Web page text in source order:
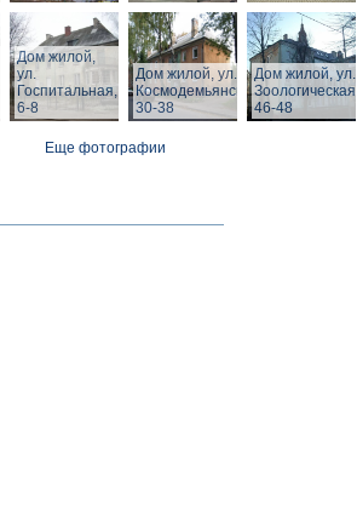
Дом жилой,
ул.
Госпитальная,
6-8
Дом жилой, ул. З.
Космодемьянской
30-38
Дом жилой, ул.
Зоологическая,
46-48
Еще фотографии